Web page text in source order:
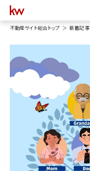
不動産サイト総合トップ 新着記事